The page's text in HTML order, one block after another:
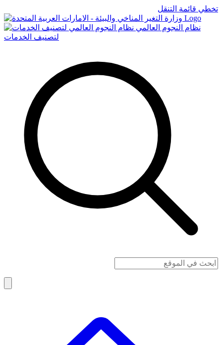
تخطي قائمة التنقل
Logo
نظام النجوم العالمي
لتصنيف الخدمات